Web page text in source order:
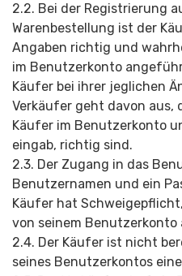
2.2. Bei der Registrierung
Warenbestellung ist der
Angaben richtig und
im Benutzerkonto
Käufer bei ihrer jeglichen
Verkäufer geht davon aus,
Käufer im Benutzerkonto
eingab, richtig sind.
2.3. Der Zugang in das
Benutzernamen und ein
Käufer hat
von seinem Benutzerkonto
2.4. Der Käufer ist nicht
seines Benutzerkontos